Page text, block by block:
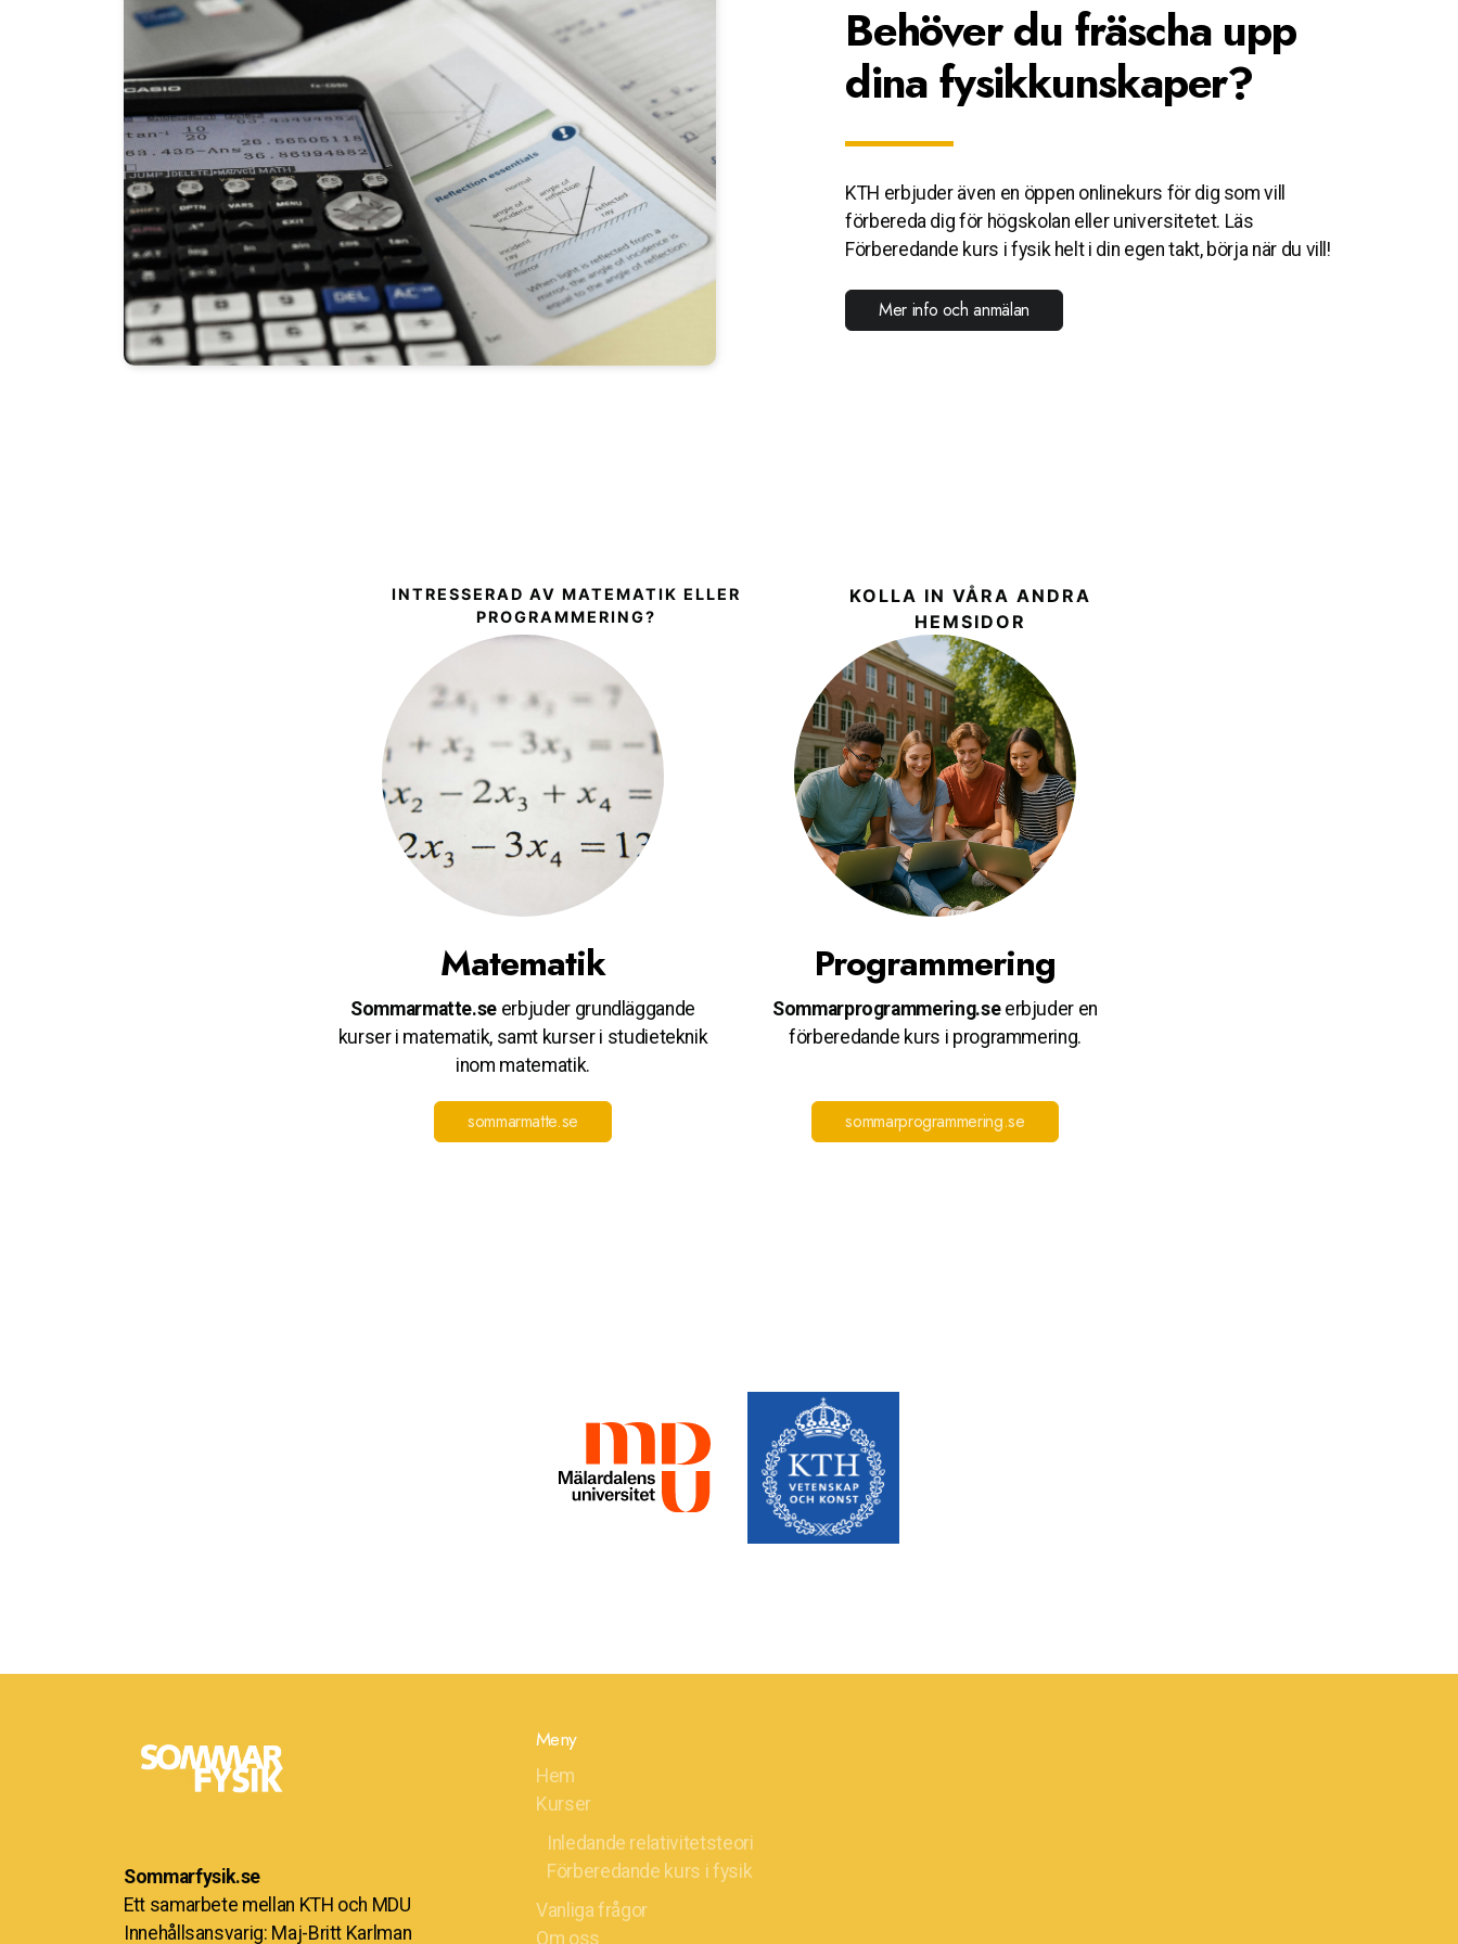
Behöver du fräscha upp
dina fysikkunskaper?
KTH erbjuder även en öppen onlinekurs för dig som vill
förbereda dig för högskolan eller universitetet. Läs
Förberedande kurs i fysik helt i din egen takt, börja när du vill!
Mer info och anmälan
INTRESSERAD AV MATEMATIK ELLER
PROGRAMMERING?
KOLLA IN VÅRA ANDRA
HEMSIDOR
Matematik
Sommarmatte.se erbjuder grundläggande
kurser i matematik, samt kurser i studieteknik
inom matematik.
sommarmatte.se
Programmering
Sommarprogrammering.seerbjuder en
förberedande kurs i programmering.
sommarprogrammering.se
Sommarfysik.se
Ett samarbete mellan KTH och MDU
Innehållsansvarig: Maj-Britt Karlman
Meny
Hem
Kurser
Inledande relativitetsteori
Förberedande kurs i fysik
Vanliga frågor
Om oss